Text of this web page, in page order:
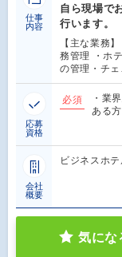
仕事
内容
自ら現場で
行います。
【主な業務
務管理 ・ホ
の管理・チェ
応募
資格
必須
・業
ある
会社
概要
ビジネスホ
気にな